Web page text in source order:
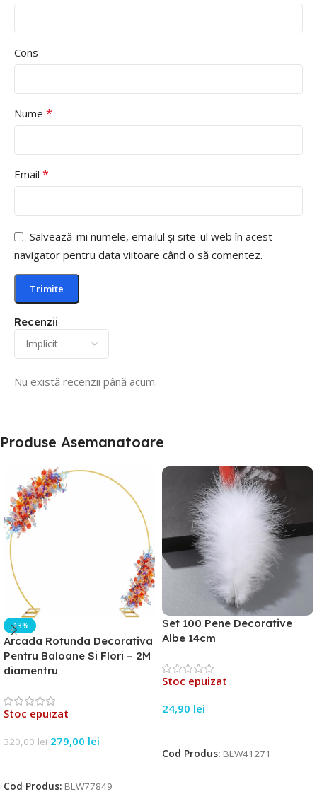
Recenzii
Nu există recenzii până acum.
Cons
Nume *
Email *
Salvează-mi numele, emailul și site-ul web în acest
navigator pentru data viitoare când o să comentez.
Produse Asemanatoare
-13%
Arcada Rotunda Decorativa
Pentru Baloane Si Flori – 2M
diamentru
Stoc epuizat
320,00lei 279,00 lei
Cod Produs: BLW77849
Set 100 Pene Decorative
Albe 14cm
Stoc epuizat
24,90 lei
Cod Produs: BLW41271